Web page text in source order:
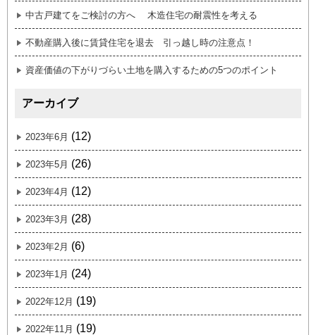
中古戸建てをご検討の方へ 木造住宅の耐震性を考える
不動産購入後に賃貸住宅を退去 引っ越し時の注意点！
資産価値の下がりづらい土地を購入するための5つのポイント
アーカイブ
2023年6月 (12)
2023年5月 (26)
2023年4月 (12)
2023年3月 (28)
2023年2月 (6)
2023年1月 (24)
2022年12月 (19)
2022年11月 (19)